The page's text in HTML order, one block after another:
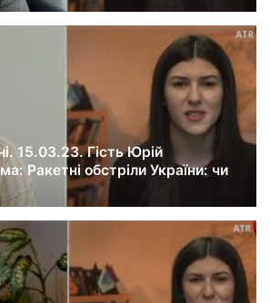
15.03.23. Гість Юрій
Ракетні обстріли України: чи
тактиці Росії?